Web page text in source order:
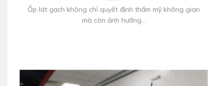
Ốp lát gạch không chỉ quyết định thẩm mỹ không gian
mà còn ảnh hưởng...